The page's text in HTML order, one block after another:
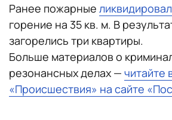
Ранее пожарные
горение на 35 кв. м. В
загорелись три квартиры.
Больше материалов о
резонансных делах — читайте
«Происшествия» на сайте